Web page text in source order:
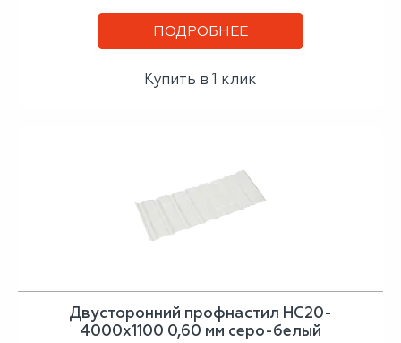
ПОДРОБНЕЕ
Купить в 1 клик
Двусторонний профнастил НС20-
4000х1100 0,60 мм серо-белый